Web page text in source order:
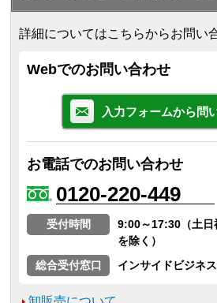
詳細についてはこちらからお問い
Webでのお問い合わせ
入力フォームから問
お電話でのお問い合わせ
0120-220-449
受付時間
9:00～17:30（土日
を除く）
総合受付窓口
インサイドビジネ